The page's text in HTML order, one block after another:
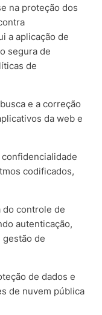
na proteção dos
a aplicação de
segura de
de
e a correção
da web e
codificados,
do controle de
autenticação,
de
de dados e
de nuvem pública